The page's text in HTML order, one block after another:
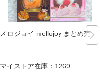
メロジョイ mellojoy まとめ売り
マイストア在庫： 1269